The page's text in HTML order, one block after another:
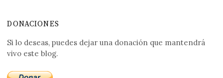
DONACIONES
Si lo deseas, puedes dejar una donación que mantendrá
vivo este blog.